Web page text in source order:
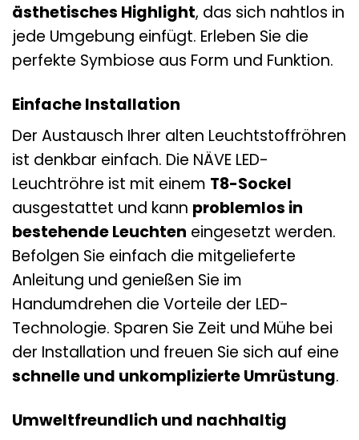
ästhetisches Highlight, das sich nahtlos in
jede Umgebung einfügt. Erleben Sie die
perfekte Symbiose aus Form und Funktion.
Einfache Installation
Der Austausch Ihrer alten Leuchtstoffröhren
ist denkbar einfach. Die NÄVE LED-
Leuchtröhre ist mit einem T8-Sockel
ausgestattet und kann problemlos in
bestehende Leuchten eingesetzt werden.
Befolgen Sie einfach die mitgelieferte
Anleitung und genießen Sie im
Handumdrehen die Vorteile der LED-
Technologie. Sparen Sie Zeit und Mühe bei
der Installation und freuen Sie sich auf eine
schnelle und unkomplizierte Umrüstung.
Umweltfreundlich und nachhaltig